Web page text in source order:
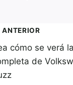
ANTERIOR
cómo se verá
de